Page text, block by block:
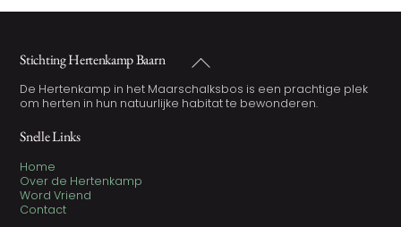
To
Top
Stichting Hertenkamp Baarn
De Hertenkamp in het Maarschalksbos is een prachtige plek
om herten in hun natuurlijke habitat te bewonderen.
Snelle Links
Home
Over de Hertenkamp
Word Vriend
Contact